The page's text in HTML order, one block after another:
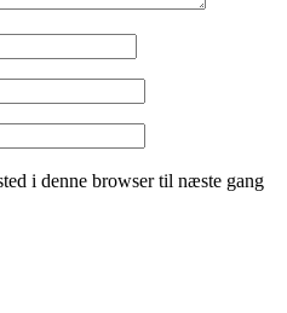
i denne browser til næste gang